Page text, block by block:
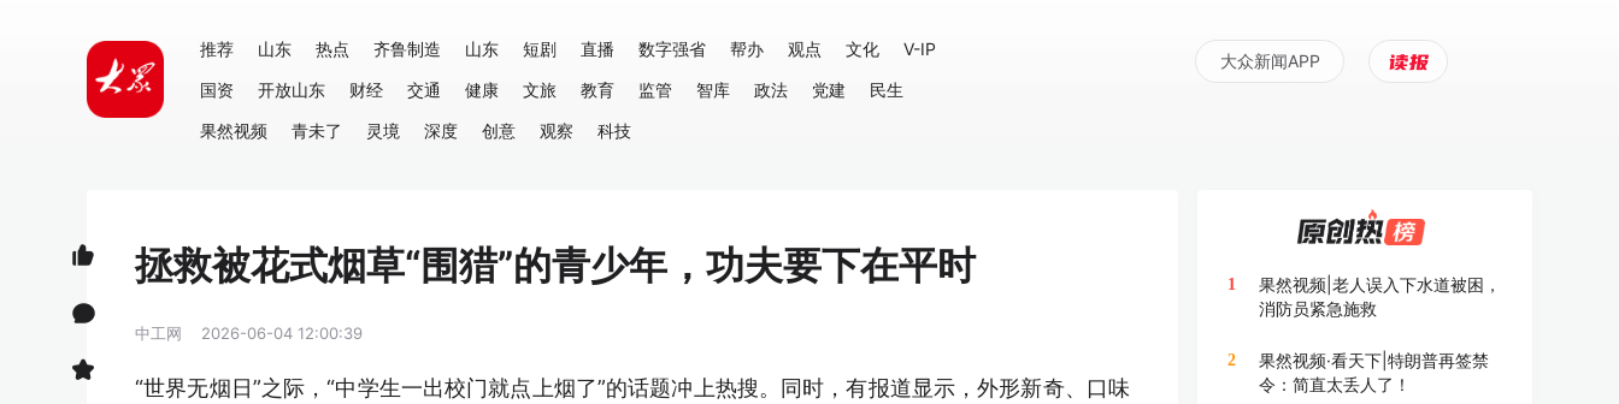
推荐 山东 热点 齐鲁制造 山东 短剧 直播 数字强省 帮办 观点 文化
V-IP
国资
开放山东 财经 交通 健康 文旅 教育 监管 智库 政法 党建
民生
果然视频
青未了 灵境 深度 创意 观察 科技
大众新闻APP
拯救被花式烟草“围猎”的青少年，功夫要下在平时
中工网 2026-06-04 12:00:39
“世界无烟日”之际，“中学生一出校门就点上烟了”的话题冲上热搜。同时，有报道显示，外形新奇、口味
1
果然视频|老人误入下水道被困，
消防员紧急施救
2
果然视频·看天下|特朗普再签禁
令：简直太丢人了！